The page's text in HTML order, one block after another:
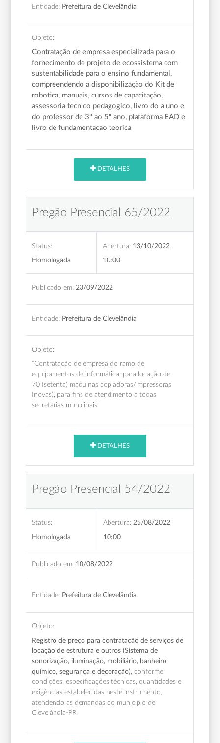
Entidade: Prefeitura de Clevelândia
Objeto:
Contratação de empresa especializada para o
fornecimento de projeto de ecossistema com
sustentabilidade para o ensino fundamental,
compreendendo a disponibilização do Kit de
robotica, manuais, cursos de capacitação,
assessoria tecnico pedagogico, livro do aluno e
do professor de 3º ao 5º ano, plataforma EAD e
livro de fundamentacao teorica
DETALHES
Pregão Presencial 65/2022
Status:
Homologada
Abertura: 13/10/2022
10:00
Publicado em: 23/09/2022
Entidade: Prefeitura de Clevelândia
Objeto:
“Contratação de empresa do ramo de
equipamentos de informática, para locação de
70 (setenta) máquinas copiadoras/impressoras
(novas), para fins de atendimento a todas
secretarias municipais”
DETALHES
Pregão Presencial 54/2022
Status:
Homologada
Abertura: 25/08/2022
10:00
Publicado em: 10/08/2022
Entidade: Prefeitura de Clevelândia
Objeto:
Registro de preço para contratação de serviços de
locação de estrutura e outros (Sistema de
sonorização, iluminação, mobiliário, banheiro
químico, segurança e decoração),conforme
condições, especificações técnicas, quantidades e
exigências estabelecidas neste instrumento,
atendendo as demandas do município de
Clevelândia-PR